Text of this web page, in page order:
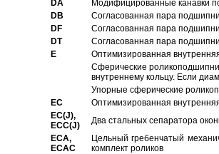
DA
Модифицированные канавки
DB
Согласованная пара
DF
Согласованная пара
DT
Согласованная пара
E
Оптимизированная
Сферические
внутреннему кольцу. Если
Упорные сферические
EC
Oптимизированная
EC(J),
ECC(J)
Два стальных сепаратора
ECA,
ECAC
Цельный гребенчатый
комплект роликов